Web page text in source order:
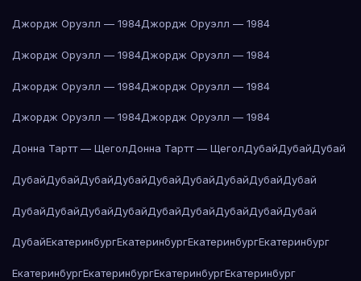
Джордж Оруэлл — 1984Джордж Оруэлл — 1984
Джордж Оруэлл — 1984Джордж Оруэлл — 1984
Джордж Оруэлл — 1984Джордж Оруэлл — 1984
Джордж Оруэлл — 1984Джордж Оруэлл — 1984
Донна Тартт — ЩеголДонна Тартт — ЩеголДубайДубайДубай
ДубайДубайДубайДубайДубайДубайДубайДубайДубай
ДубайДубайДубайДубайДубайДубайДубайДубайДубай
ДубайЕкатеринбургЕкатеринбургЕкатеринбургЕкатеринбург
ЕкатеринбургЕкатеринбургЕкатеринбургЕкатеринбург